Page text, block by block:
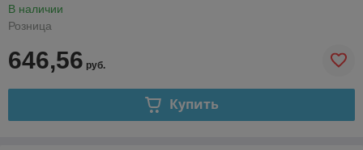
В наличии
Розница
646,56 руб.
Купить